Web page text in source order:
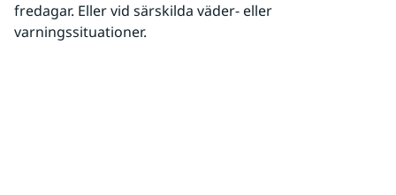
fredagar. Eller vid särskilda väder- eller
varningssituationer.